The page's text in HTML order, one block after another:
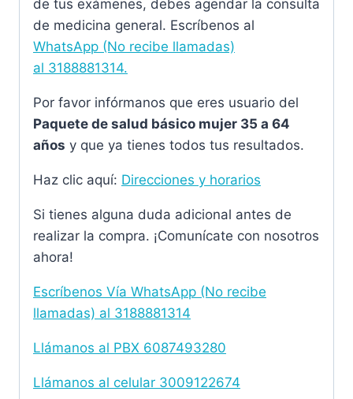
de tus exámenes, debes agendar la consulta
de medicina general. Escríbenos al
WhatsApp (No recibe llamadas)
al 3188881314.
Por favor infórmanos que eres usuario del
Paquete de salud básico mujer 35 a 64
años y que ya tienes todos tus resultados.
Haz clic aquí: Direcciones y horarios
Si tienes alguna duda adicional antes de
realizar la compra. ¡Comunícate con nosotros
ahora!
Escríbenos Vía WhatsApp (No recibe
llamadas) al 3188881314
Llámanos al PBX 6087493280
Llámanos al celular 3009122674